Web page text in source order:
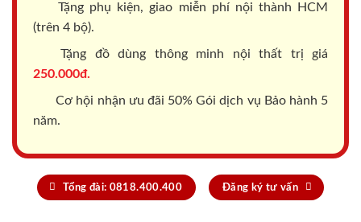
Tặng phụ kiện, giao miễn phí nội thành HCM
(trên 4 bộ).
Tặng đồ dùng thông minh nội thất trị giá
250.000đ.
Cơ hội nhận ưu đãi 50% Gói dịch vụ Bảo hành 5
năm.
Tổng đài: 0818.400.400 Đăng ký tư vấn